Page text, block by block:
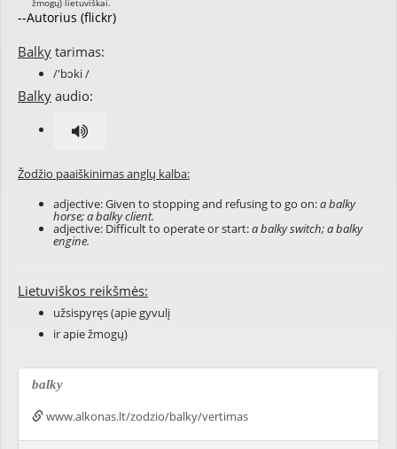
--Autorius (flickr)
Balky tarimas:
/'bɔki /
Balky audio:
Žodžio paaiškinimas anglų kalba:
adjective: Given to stopping and refusing to go on:a balky
horse; a balky client.
adjective: Difficult to operate or start:a balky switch; a balky
engine.
Lietuviškos reikšmės:
užsispyręs (apie gyvulį
ir apie žmogų)
balky
www.alkonas.lt/zodzio/balky/vertimas